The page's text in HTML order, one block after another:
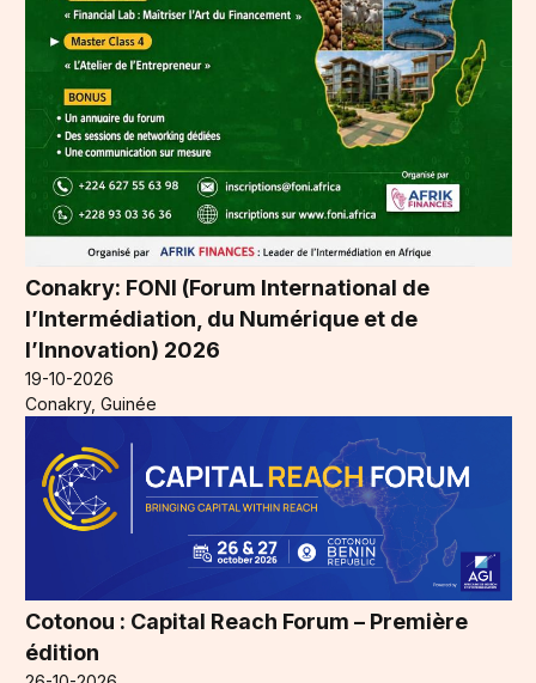
Conakry: FONI (Forum International de
l’Intermédiation, du Numérique et de
l’Innovation) 2026
19-10-2026
Conakry, Guinée
Cotonou : Capital Reach Forum – Première
édition